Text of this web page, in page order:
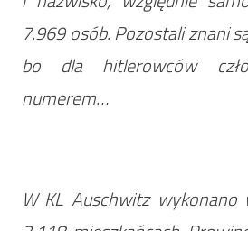
7.969 osób. Pozostali znani
bo dla hitlerowców
numerem…
W KL Auschwitz